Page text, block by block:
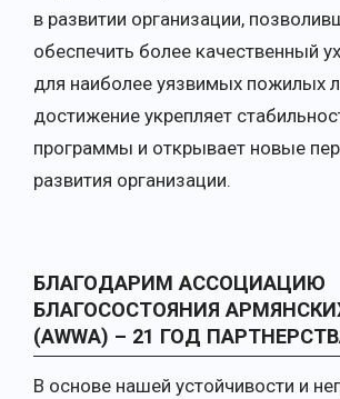
в развитии организации,
обеспечить более качественный
для наиболее уязвимых пожилых
достижение укрепляет
программы и открывает новые
развития организации.
БЛАГОДАРИМ АССОЦИАЦИЮ
БЛАГОСОСТОЯНИЯ
(AWWA) – 21 ГОД
В основе нашей устойчивости и